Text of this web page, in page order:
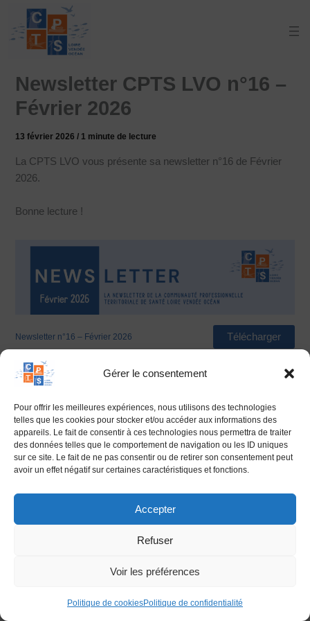
Gérer le consentement
Pour offrir les meilleures expériences, nous utilisons des technologies
telles que les cookies pour stocker et/ou accéder aux informations des
appareils. Le fait de consentir à ces technologies nous permettra de traiter
des données telles que le comportement de navigation ou les ID uniques
sur ce site. Le fait de ne pas consentir ou de retirer son consentement peut
avoir un effet négatif sur certaines caractéristiques et fonctions.
Accepter
Refuser
Voir les préférences
Politique de cookiesPolitique de confidentialité
contenu
Newsletter CPTS LVO n°16 –
Février 2026
13 février 2026/ 1 minute de lecture
La CPTS LVO vous présente sa newsletter n°16 de Février
2026.
Bonne lecture !
Newsletter n°16 – Février 2026 Télécharger
26 Boulevard Viaud Grand Marais
85300 CHALLANS
Contact par téléphone :​ 06 77 16 52 53
Politique de cookies (UE)Politique de confidentialité